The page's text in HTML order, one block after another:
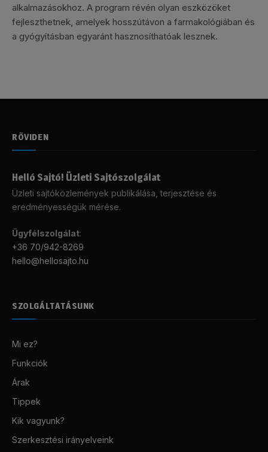
alkalmazásokhoz. A program révén olyan eszközöket
fejleszthetnek, amelyek hosszútávon a farmakológiában és
a gyógyításban egyaránt hasznosíthatóak lesznek.
RÖVIDEN
Helló Sajtó! Üzleti Sajtószolgálat
Üzleti sajtóközlemények publikálása, terjesztése és
eredményességük mérése.
Ügyfélszolgálat:
+36 70/942-8269
hello@hellosajto.hu
SZOLGÁLTATÁSUNK
Mi ez?
Funkciók
Árak
Tippek
Kik vagyunk?
Szerkesztési irányelveink